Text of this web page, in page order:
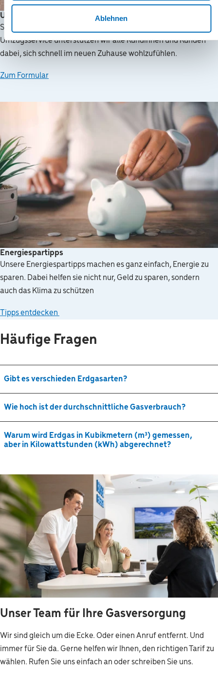
Ablehnen
Umzugsservice
Sie ziehen um und wir bleiben gerne an Ihrer Seite. Mit unserem
Umzugsservice unterstützen wir alle Kundinnen und Kunden
dabei, sich schnell im neuen Zuhause wohlzufühlen.
Zum Formular
Energiespartipps
Unsere Energiespartipps machen es ganz einfach, Energie zu
sparen. Dabei helfen sie nicht nur, Geld zu sparen, sondern
auch das Klima zu schützen
Tipps entdecken
Häufige Fragen
Gibt es verschieden Erdgasarten?
Wie hoch ist der durchschnittliche Gasverbrauch?
Warum wird Erdgas in Kubikmetern (m³) gemessen,
aber in Kilowattstunden (kWh) abgerechnet?
Unser Team für Ihre Gasversorgung
Wir sind gleich um die Ecke. Oder einen Anruf entfernt. Und
immer für Sie da. Gerne helfen wir Ihnen, den richtigen Tarif zu
wählen. Rufen Sie uns einfach an oder schreiben Sie uns.